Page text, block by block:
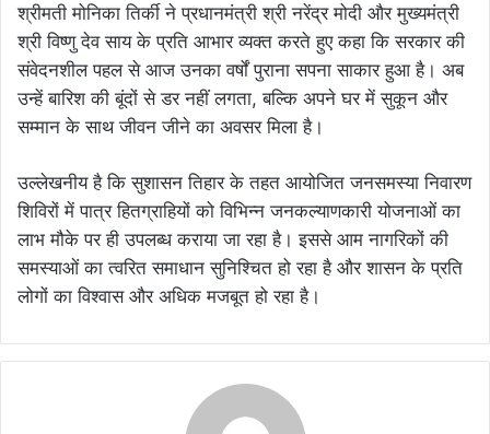
श्रीमती मोनिका तिर्की ने प्रधानमंत्री श्री नरेंद्र मोदी और मुख्यमंत्री
श्री विष्णु देव साय के प्रति आभार व्यक्त करते हुए कहा कि सरकार की
संवेदनशील पहल से आज उनका वर्षों पुराना सपना साकार हुआ है। अब
उन्हें बारिश की बूंदों से डर नहीं लगता, बल्कि अपने घर में सुकून और
सम्मान के साथ जीवन जीने का अवसर मिला है।
उल्लेखनीय है कि सुशासन तिहार के तहत आयोजित जनसमस्या निवारण
शिविरों में पात्र हितग्राहियों को विभिन्न जनकल्याणकारी योजनाओं का
लाभ मौके पर ही उपलब्ध कराया जा रहा है। इससे आम नागरिकों की
समस्याओं का त्वरित समाधान सुनिश्चित हो रहा है और शासन के प्रति
लोगों का विश्वास और अधिक मजबूत हो रहा है।